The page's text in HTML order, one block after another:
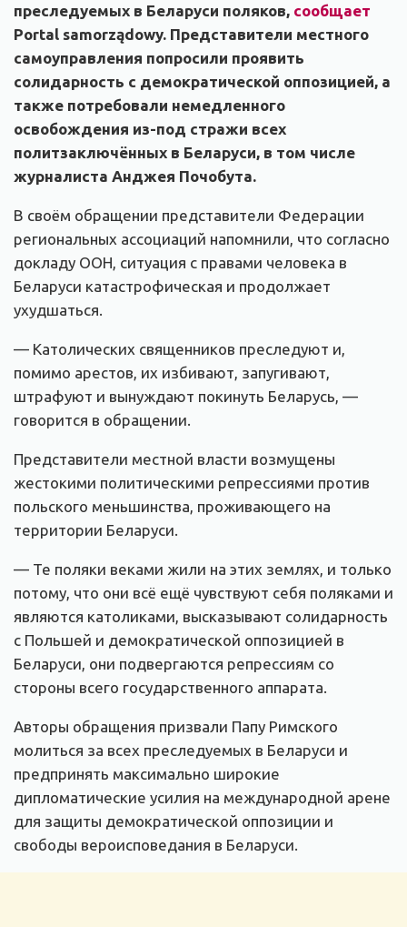
преследуемых в Беларуси поляков, сообщает
Portal samorządowy. Представители местного
самоуправления попросили проявить
солидарность с демократической оппозицией, а
также потребовали немедленного
освобождения из-под стражи всех
политзаключённых в Беларуси, в том числе
журналиста Анджея Почобута.
В своём обращении представители Федерации
региональных ассоциаций напомнили, что согласно
докладу ООН, ситуация с правами человека в
Беларуси катастрофическая и продолжает
ухудшаться.
— Католических священников преследуют и,
помимо арестов, их избивают, запугивают,
штрафуют и вынуждают покинуть Беларусь, —
говорится в обращении.
Представители местной власти возмущены
жестокими политическими репрессиями против
польского меньшинства, проживающего на
территории Беларуси.
— Те поляки веками жили на этих землях, и только
потому, что они всё ещё чувствуют себя поляками и
являются католиками, высказывают солидарность
с Польшей и демократической оппозицией в
Беларуси, они подвергаются репрессиям со
стороны всего государственного аппарата.
Авторы обращения призвали Папу Римского
молиться за всех преследуемых в Беларуси и
предпринять максимально широкие
дипломатические усилия на международной арене
для защиты демократической оппозиции и
свободы вероисповедания в Беларуси.